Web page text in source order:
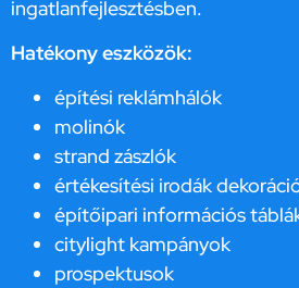
ingatlanfejlesztésben.
Hatékony eszközök:
építési reklámhálók
molinók
strand zászlók
értékesítési irodák
építőipari információs
citylight kampányok
prospektusok